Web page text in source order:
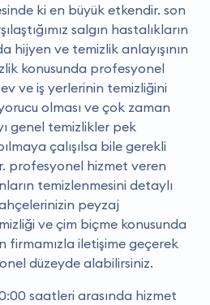
ki en büyük etkendir. son
salgın hastalıkların
hijyen ve temizlik anlayışının
konusunda profesyonel
ve iş yerlerinin temizliğini
olması ve çok zaman
genel temizlikler pek
çalışılsa bile gerekli
profesyonel hizmet veren
temizlenmesini detaylı
peyzaj
ve çim biçme konusunda
firmamızla iletişime geçerek
düzeyde alabilirsiniz.
saatleri arasında hizmet